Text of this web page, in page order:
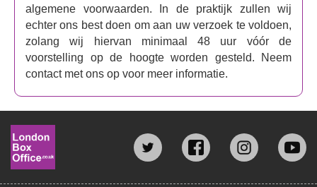
wat de inspiratie vormde voor deze heropvoering in 2026.
Gaten Matarazzo(Stranger Things) speelt Mark Cohen,
een worstelende filmmaker en de centrale verteller van
de musical. Met een hartverscheurend verhaal en
personages waar je verliefd op zult worden, is
emotionele en krachtige verkenning van leven, liefde en
soundtrack die rock, pop, R&B en Broadway-melodieën
combineert.
algemene voorwaarden. In de praktijk zullen wij
echter ons best doen om aan uw verzoek te voldoen,
zolang wij hiervan minimaal 48 uur vóór de
voorstelling op de hoogte worden gesteld. Neem
contact met ons op voor meer informatie.